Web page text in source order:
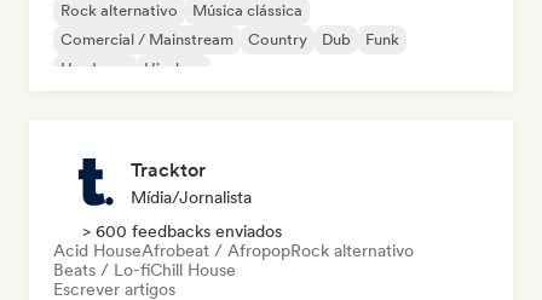
Rock alternativo
Música clássica
Comercial / Mainstream
Country Dub
Funk
Hardcore
Hip-hop
Tracktor
Mídia/Jornalista
> 600 feedbacks enviados
Acid HouseAfrobeat / AfropopRock alternativo
Beats / Lo-fiChill House
Escrever artigos